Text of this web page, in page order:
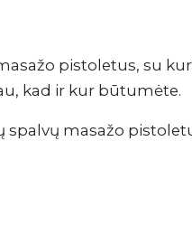
pistoletus, su
kad ir kur būtumėte.
masažo